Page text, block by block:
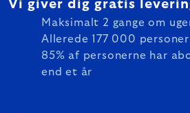
Vi giver dig gratis
Maksimalt 2 gange om
Allerede 177 000
85% af personerne har
end et år